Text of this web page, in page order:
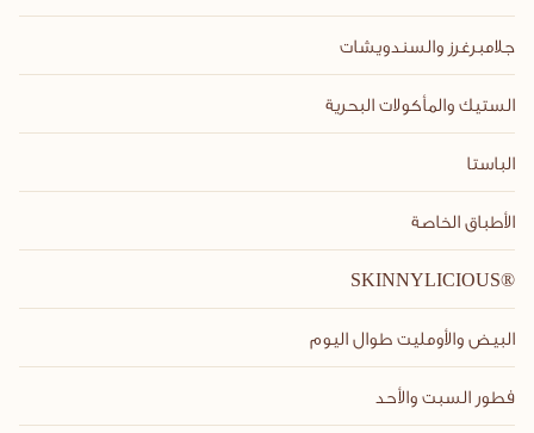
جلامبرغرز والسندويشات
الستيك والمأكولات البحرية
الباستا
الأطباق الخاصة
SKINNYLICIOUS®
البيض والأومليت طوال اليوم
فطور السبت والأحد